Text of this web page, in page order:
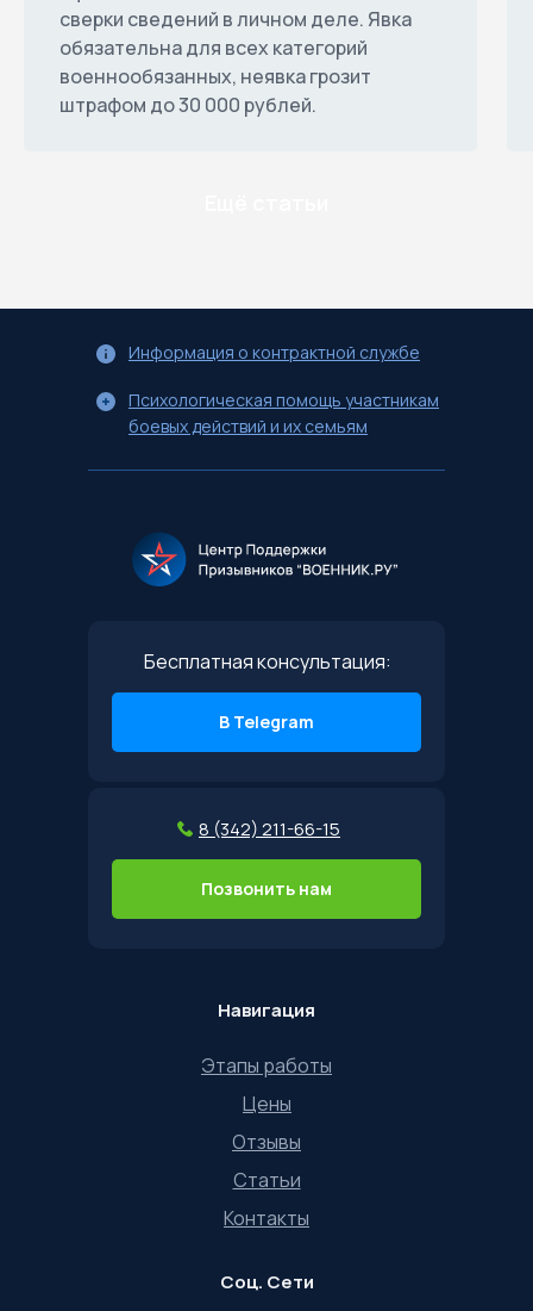
сверки сведений в личном деле. Явка
обязательна для всех категорий
военнообязанных, неявка грозит
штрафом до 30 000 рублей.
Отзывы
Контакты
Цены
Статьи
Навигация
Этапы работы
Соц. Сети
Бесплатная консультация:
В Telegram
8 (342) 211-66-15
Позвонить нам
Информация о контрактной службе
Психологическая помощь участникам
боевых действий и их семьям